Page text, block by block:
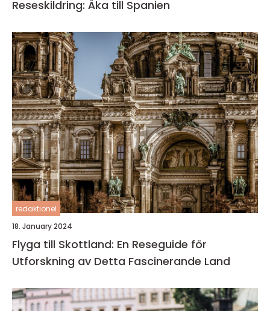
Reseskildring: Åka till Spanien
redaktionel
18. January 2024
Flyga till Skottland: En Reseguide för
Utforskning av Detta Fascinerande Land